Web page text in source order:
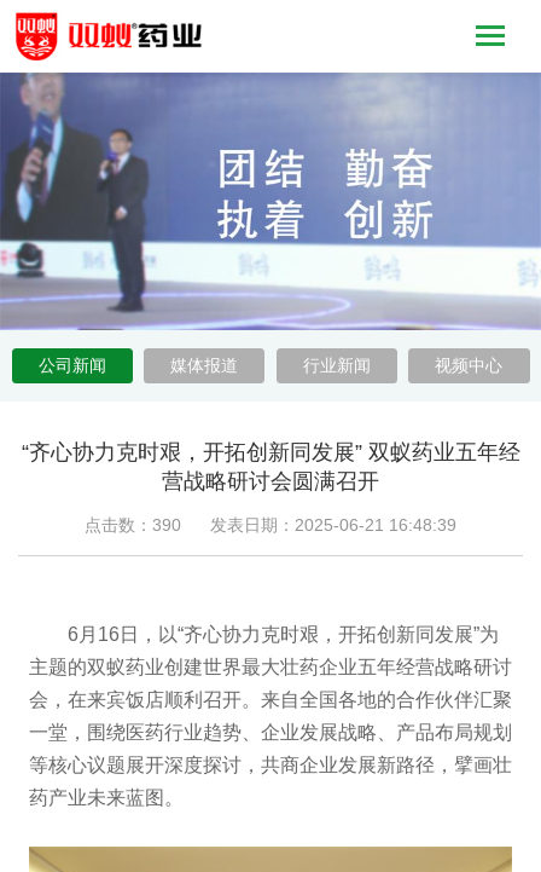
公司新闻 媒体报道 行业新闻 视频中心
“齐心协力克时艰，开拓创新同发展” 双蚁药业五年经
营战略研讨会圆满召开
点击数：390 发表日期：2025-06-21 16:48:39
6月16日，以“齐心协力克时艰，开拓创新同发展”为
主题的双蚁药业创建世界最大壮药企业五年经营战略研讨
会，在来宾饭店顺利召开。来自全国各地的合作伙伴汇聚
一堂，围绕医药行业趋势、企业发展战略、产品布局规划
等核心议题展开深度探讨，共商企业发展新路径，擘画壮
药产业未来蓝图。